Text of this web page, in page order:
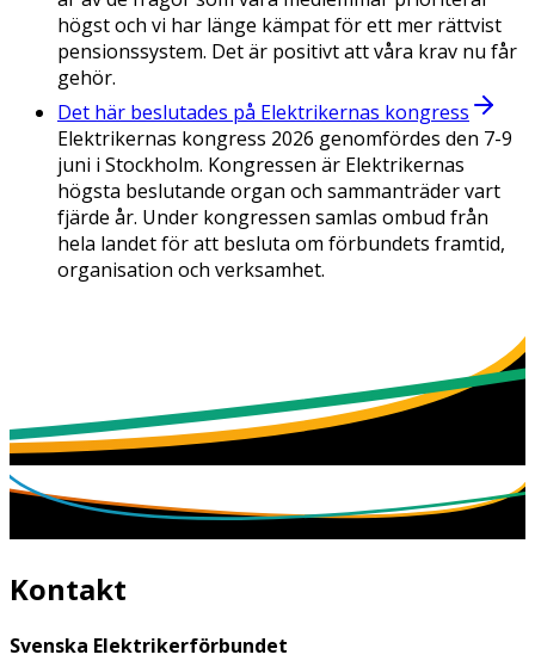
högst och vi har länge kämpat för ett mer rättvist
pensionssystem. Det är positivt att våra krav nu får
gehör.
Det här beslutades på Elektrikernas kongress
Elektrikernas kongress 2026 genomfördes den 7-9
juni i Stockholm. Kongressen är Elektrikernas
högsta beslutande organ och sammanträder vart
fjärde år. Under kongressen samlas ombud från
hela landet för att besluta om förbundets framtid,
organisation och verksamhet.
Kontakt
Svenska Elektrikerförbundet